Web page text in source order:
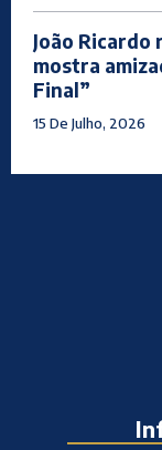
João Ricardo
mostra
Final”
15 De Julho, 2026